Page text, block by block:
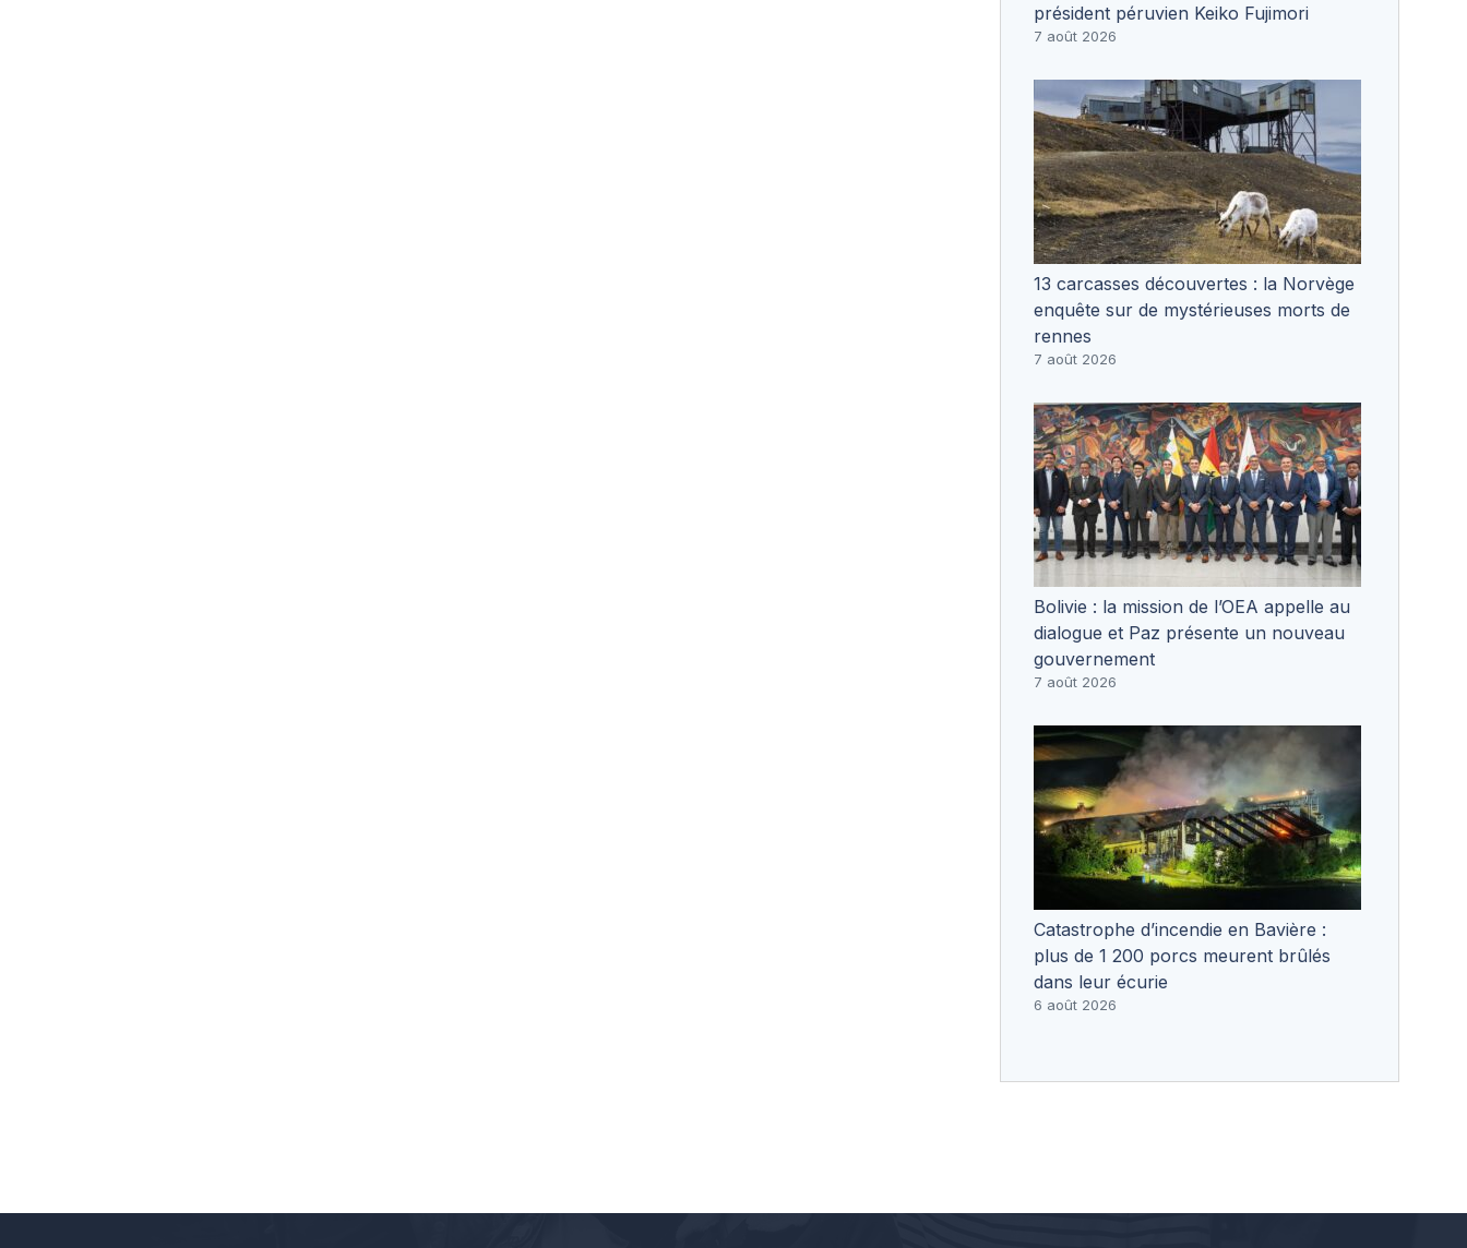
président péruvien Keiko Fujimori
7 août 2026
13 carcasses découvertes : la Norvège
enquête sur de mystérieuses morts de
rennes
7 août 2026
Bolivie : la mission de l’OEA appelle au
dialogue et Paz présente un nouveau
gouvernement
7 août 2026
Catastrophe d’incendie en Bavière :
plus de 1 200 porcs meurent brûlés
dans leur écurie
6 août 2026